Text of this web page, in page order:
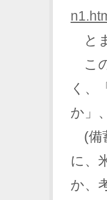
と
こ
く、
か」
(備
に、
か、